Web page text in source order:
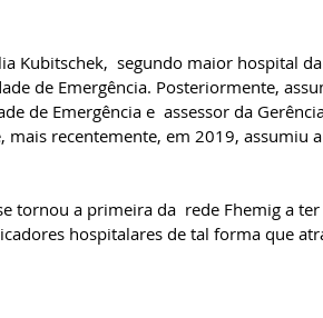
Kubitschek,  segundo maior hospital
de Emergência. Posteriormente,
de Emergência e  assessor da
recentemente, em 2019, assumiu
tornou a primeira da  rede Fhemig a
hospitalares de tal forma que